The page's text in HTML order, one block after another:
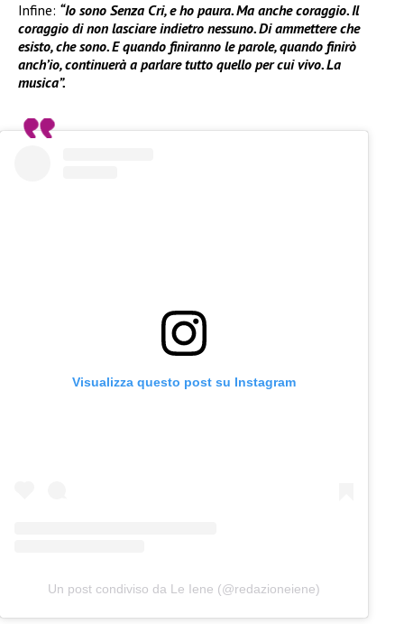
Infine: “Io sono Senza Cri, e ho paura. Ma anche coraggio. Il
coraggio di non lasciare indietro nessuno. Di ammettere che
esisto, che sono. E quando finiranno le parole, quando finirò
anch’io, continuerà a parlare tutto quello per cui vivo. La
musica”.
Visualizza questo post su Instagram
Un post condiviso da Le Iene (@redazioneiene)